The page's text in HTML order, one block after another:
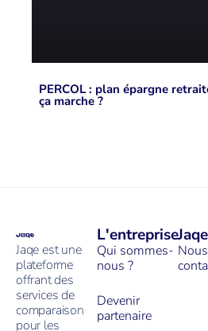
PERCOL : plan épargne
ça marche ?
Jaqe est une
plateforme
offrant des
services de
comparaison
pour les
L'entreprise
Qui sommes-
nous ?
Devenir
partenaire
Jaqe
Nous